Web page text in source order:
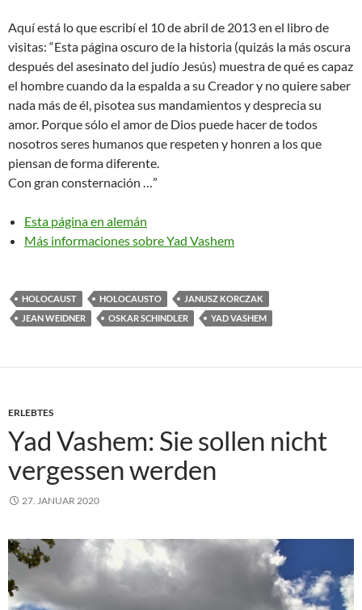
Aquí está lo que escribí el 10 de abril de 2013 en el libro de
visitas: “Esta página oscuro de la historia (quizás la más oscura
después del asesinato del judío Jesús) muestra de qué es capaz
el hombre cuando da la espalda a su Creador y no quiere saber
nada más de él, pisotea sus mandamientos y desprecia su
amor. Porque sólo el amor de Dios puede hacer de todos
nosotros seres humanos que respeten y honren a los que
piensan de forma diferente.
Con gran consternación …”
Esta página en alemán
Más informaciones sobre Yad Vashem
HOLOCAUST HOLOCAUSTO
JANUSZ KORCZAK
JEAN WEIDNER
OSKAR SCHINDLER YAD VASHEM
ERLEBTES
Yad Vashem: Sie sollen nicht
vergessen werden
27. JANUAR 2020